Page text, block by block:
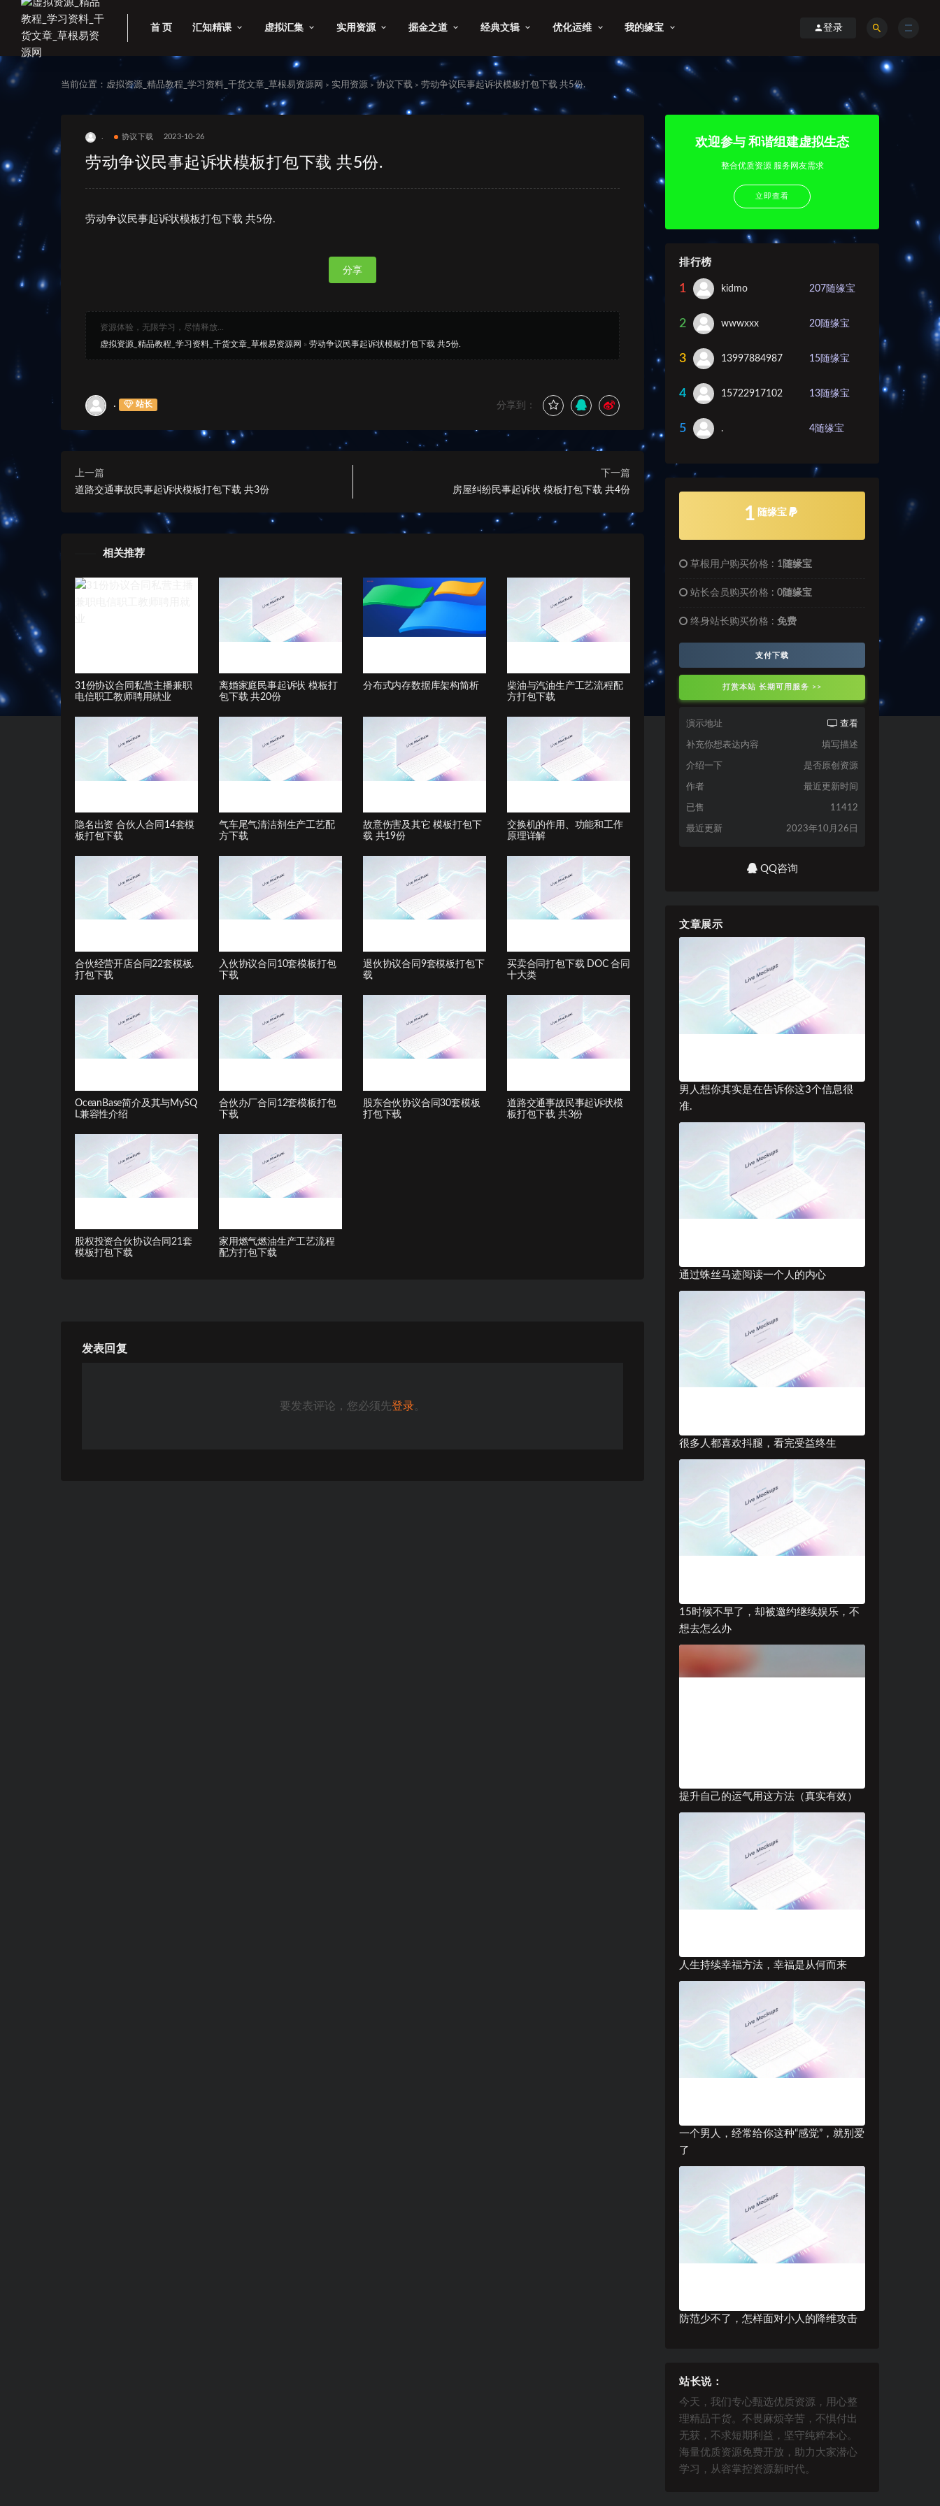
首 页 汇知精课 虚拟汇集 实用资源 掘金之道 经典文辑 优化运维 我的缘宝 登录
当前位置： 虚拟资源_精品教程_学习资料_干货文章_草根易资源网 > 实用资源 > 协议下载 > 劳动争议民事起诉状模板打包下载 共5份.
协议下载 2023-10-26
劳动争议民事起诉状模板打包下载 共5份.
劳动争议民事起诉状模板打包下载 共5份.
分享
资源体验，无限学习，尽情释放...
虚拟资源_精品教程_学习资料_干货文章_草根易资源网 » 劳动争议民事起诉状模板打包下载 共5份.
. 站长 分享到：
上一篇
道路交通事故民事起诉状模板打包下载 共3份
下一篇
房屋纠纷民事起诉状 模板打包下载 共4份
相关推荐
31份协议合同私营主播兼职
电信职工教师聘用就业
离婚家庭民事起诉状 模板打
包下载 共20份
分布式内存数据库架构简析
柴油与汽油生产工艺流程配
方打包下载
隐名出资 合伙人合同14套模
板打包下载
气车尾气清洁剂生产工艺配
方下载
故意伤害及其它 模板打包下
载 共19份
​交换机的作用、功能和工作
原理详解
合伙经营开店合同22套模板.
打包下载
入伙协议合同10套模板打包
下载
退伙协议合同9套模板打包下
载
买卖合同打包下载 DOC 合同
十大类
OceanBase简介及其与MySQ
L兼容性介绍
合伙办厂合同12套模板打包
下载
股东合伙协议合同30套模板
打包下载
道路交通事故民事起诉状模
板打包下载 共3份
股权投资合伙协议合同21套
模板打包下载
家用燃气燃油生产工艺流程
配方打包下载
发表回复
要发表评论，您必须先登录。
欢迎参与 和谐组建虚拟生态
整合优质资源 服务网友需求
立即查看
排行榜
1 kidmo 207 随缘宝
2 wwwxxx 20随缘宝
3 13997884987 15随缘宝
4 15722917102 13随缘宝
5 . 4随缘宝
1 随缘宝
草根用户购买价格 : 1随缘宝
站长会员购买价格 : 0随缘宝
终身站长购买价格 : 免费
支付下载
打赏本站 长期可用服务 >>
演示地址 查看
补充你想表达内容 填写描述
介绍一下 是否原创资源
作者 最近更新时间
已售 11412
最近更新 2023年10月26日
QQ咨询
文章展示
男人想你其实是在告诉你这3个信息很
准.
通过蛛丝马迹阅读一个人的内心
很多人都喜欢抖腿，看完受益终生
15时候不早了，却被邀约继续娱乐，不
想去怎么办
提升自己的运气用这方法（真实有效）
人生持续幸福方法，幸福是从何而来
一个男人，经常给你这种“感觉”，就别爱
了
防范少不了，怎样面对小人的降维攻击
站长说：
今天，我们专心甄选优质资源，用心整
理精品干货。不畏麻烦辛苦，不惧付出
无获，不求短期利益，坚守纯粹本心。
海量优质资源免费开放，助力大家潜心
学习，从容掌控资源新时代。